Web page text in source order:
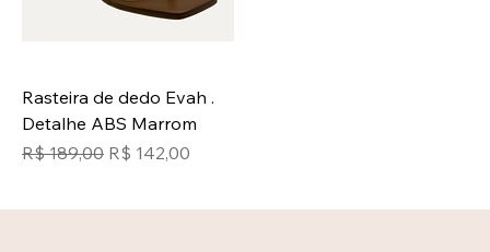
Rasteira de dedo Evah .
Detalhe ABS Marrom
Preço normal
R$ 189,00 Preço promocional
R$ 142,00